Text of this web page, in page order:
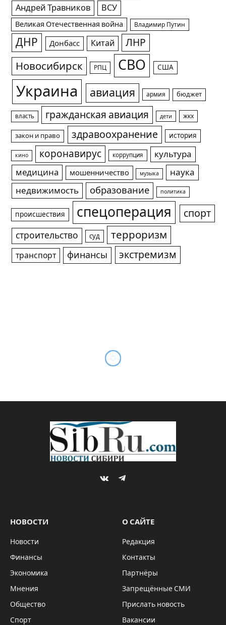
Андрей Травников ВСУ
Великая Отечественная война Владимир Путин
ДНР Донбасс Китай ЛНР
Новосибирск РПЦ СВО США
Украина авиация армия бюджет
власть гражданская авиация дети жкх
закон и право здравоохранение история
кино коронавирус коррупция
культура
медицина
мошенничество музыка
наука
недвижимость
образование политика
происшествия спецоперация спорт
строительство суд терроризм
транспорт финансы экстремизм
VKontakteTelegram
НОВОСТИ
Новости
Финансы
Экономика
Мнения
Общество
Спорт
О САЙТЕ
Редакция
Контакты
Партнёры
Запрещённые СМИ
Прислать новость
Вакансии